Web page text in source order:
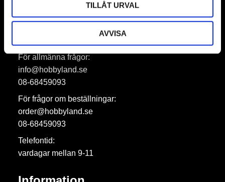
TILLÅT URVAL
AVVISA
Hobbyland AB
För allmänna frågor:
info@hobbyland.se
08-68459093
För frågor om beställningar:
order@hobbyland.se
08-68459093
Telefontid:
vardagar mellan 9-11